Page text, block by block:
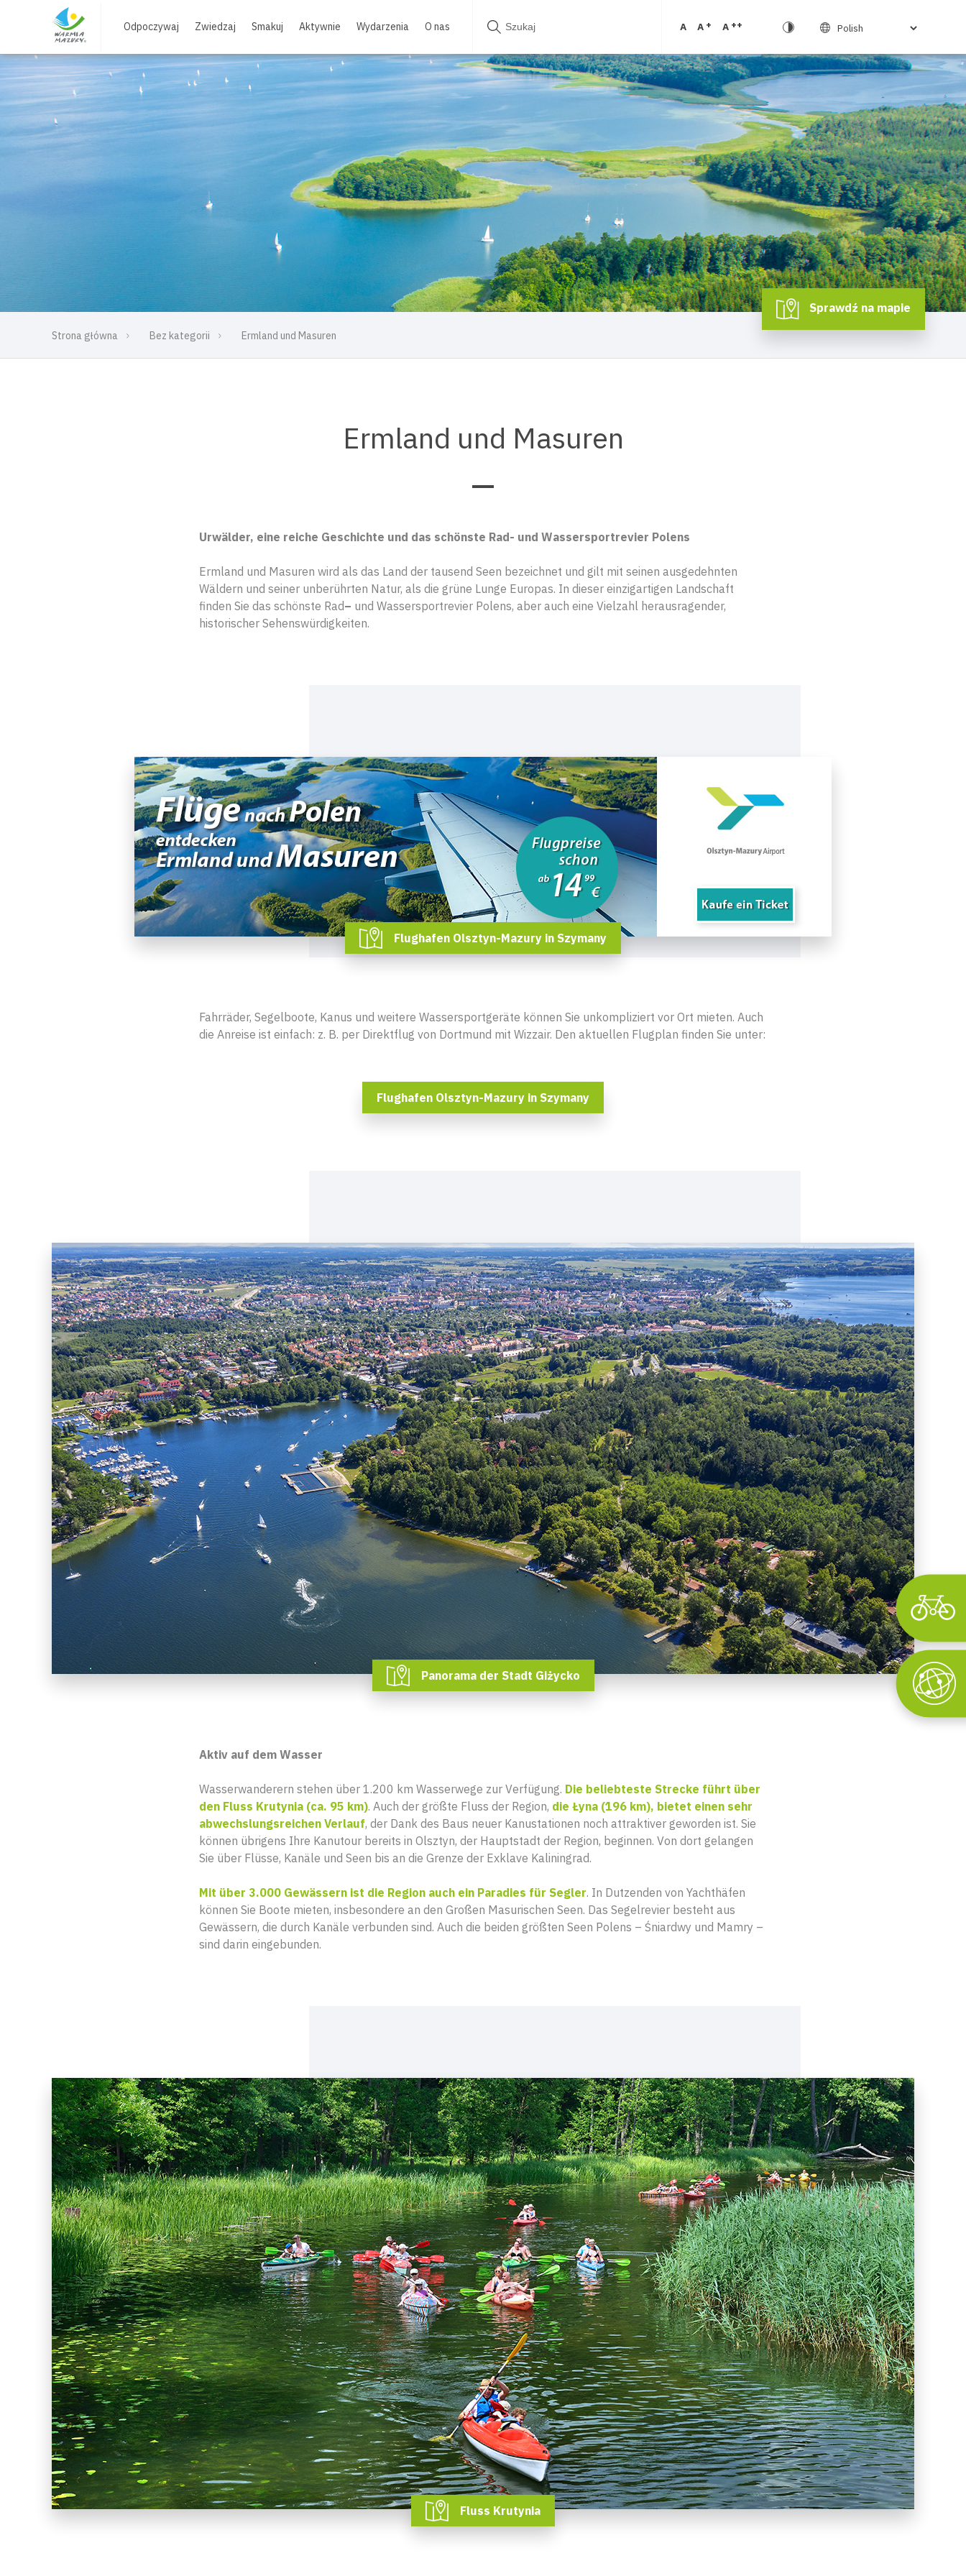
Odpoczywaj Zwiedzaj Smakuj Aktywnie Wydarzenia O nas A A + A ++
Strona główna Bez kategorii Ermland und Masuren
Sprawdź na mapie
Ermland und Masuren
Urwälder, eine reiche Geschichte und das schönste Rad- und Wassersportrevier Polens
Ermland und Masuren wird als das Land der tausend Seen bezeichnet und gilt mit seinen ausgedehnten
Wäldern und seiner unberührten Natur, als die grüne Lunge Europas. In dieser einzigartigen Landschaft
finden Sie das schönste Rad– und Wassersportrevier Polens, aber auch eine Vielzahl herausragender,
historischer Sehenswürdigkeiten.
Flughafen Olsztyn-Mazury in Szymany
Fahrräder, Segelboote, Kanus und weitere Wassersportgeräte können Sie unkompliziert vor Ort mieten. Auch
die Anreise ist einfach: z. B. per Direktflug von Dortmund mit Wizzair. Den aktuellen Flugplan finden Sie unter:
Flughafen Olsztyn-Mazury in Szymany
Panorama der Stadt Giżycko
Aktiv auf dem Wasser
Wasserwanderern stehen über 1.200 km Wasserwege zur Verfügung. Die beliebteste Strecke führt über
den Fluss Krutynia (ca. 95 km). Auch der größte Fluss der Region, die Łyna (196 km), bietet einen sehr
abwechslungsreichen Verlauf, der Dank des Baus neuer Kanustationen noch attraktiver geworden ist. Sie
können übrigens Ihre Kanutour bereits in Olsztyn, der Hauptstadt der Region, beginnen. Von dort gelangen
Sie über Flüsse, Kanäle und Seen bis an die Grenze der Exklave Kaliningrad.
Mit über 3.000 Gewässern ist die Region auch ein Paradies für Segler. In Dutzenden von Yachthäfen
können Sie Boote mieten, insbesondere an den Großen Masurischen Seen. Das Segelrevier besteht aus
Gewässern, die durch Kanäle verbunden sind. Auch die beiden größten Seen Polens – Śniardwy und Mamry –
sind darin eingebunden.
Fluss Krutynia
Wyszukaj